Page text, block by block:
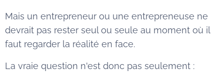
Mais un entrepreneur ou une entrepreneuse ne
devrait pas rester seul ou seule au moment où il
faut regarder la réalité en face.
La vraie question n'est donc pas seulement :